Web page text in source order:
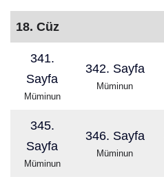
18. Cüz
341.
Sayfa
Müminun
342. Sayfa
Müminun
345.
Sayfa
Müminun
346. Sayfa
Müminun